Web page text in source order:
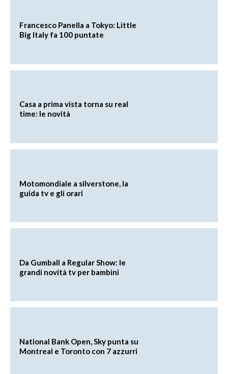
Francesco Panella a Tokyo: Little
Big Italy fa 100 puntate
Casa a prima vista torna su real
time: le novità
Motomondiale a silverstone, la
guida tv e gli orari
Da Gumball a Regular Show: le
grandi novità tv per bambini
National Bank Open, Sky punta su
Montreal e Toronto con 7 azzurri